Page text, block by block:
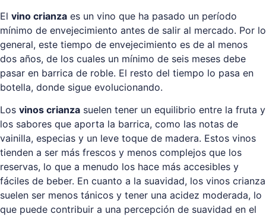
El vino crianza es un vino que ha pasado un período
mínimo de envejecimiento antes de salir al mercado. Por lo
general, este tiempo de envejecimiento es de al menos
dos años, de los cuales un mínimo de seis meses debe
pasar en barrica de roble. El resto del tiempo lo pasa en
botella, donde sigue evolucionando.
Los vinos crianza suelen tener un equilibrio entre la fruta y
los sabores que aporta la barrica, como las notas de
vainilla, especias y un leve toque de madera. Estos vinos
tienden a ser más frescos y menos complejos que los
reservas, lo que a menudo los hace más accesibles y
fáciles de beber. En cuanto a la suavidad, los vinos crianza
suelen ser menos tánicos y tener una acidez moderada, lo
que puede contribuir a una percepción de suavidad en el